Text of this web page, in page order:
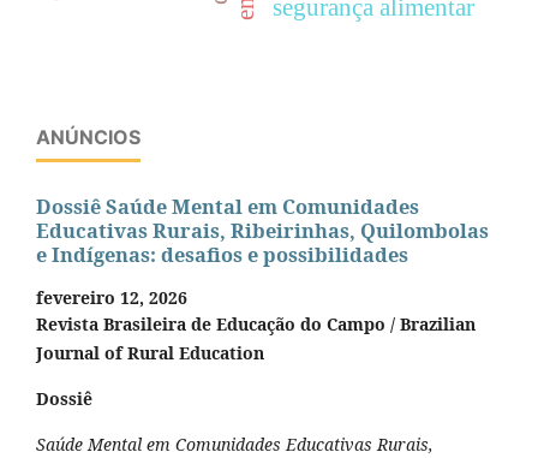
segurança alimentar
ANÚNCIOS
Dossiê Saúde Mental em Comunidades
Educativas Rurais, Ribeirinhas, Quilombolas
e Indígenas: desafios e possibilidades
fevereiro 12, 2026
Revista Brasileira de Educação do Campo / Brazilian
Journal of Rural Education
Dossiê
Saúde Mental em Comunidades Educativas Rurais,